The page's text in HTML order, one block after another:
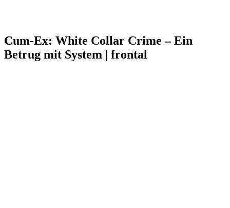
Cum-Ex: White Collar Crime – Ein
Betrug mit System | frontal